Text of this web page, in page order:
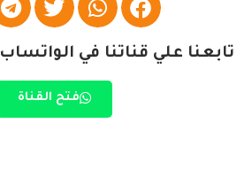
تابعنا علي قناتنا في الواتساب
فتح القناة